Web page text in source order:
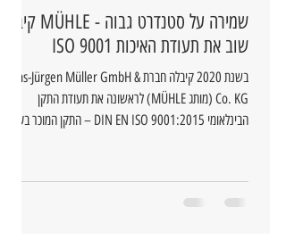
שמירה על סטנדרט גבוה - MÜHLE קיבלה
שוב את תעודת האיכות ISO 9001
בשנת 2020 קיבלה חברת Hans-Jürgen Müller GmbH &
Co. KG (מותג MÜHLE) לראשונה את תעודת התקן
הבינלאומי DIN EN ISO 9001:2015 – התקן המוכר בעולם